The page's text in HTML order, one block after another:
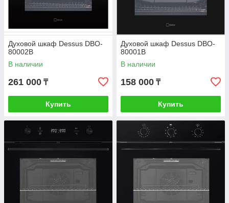
Духовой шкаф Dessus DBO-
80002B
В наличии
261 000 ₸
Купить
Духовой шкаф Dessus DBO-
80001B
В наличии
158 000 ₸
Купить